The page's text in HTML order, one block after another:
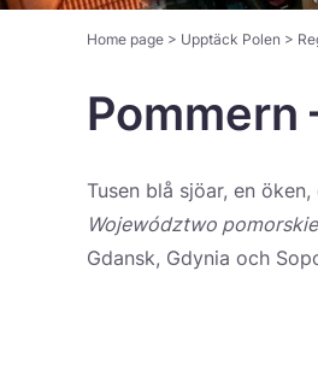
Home page > Upptäck Polen >
Pommern
Tusen blå sjöar, en
Województwo pomorskie
Gdansk, Gdynia och